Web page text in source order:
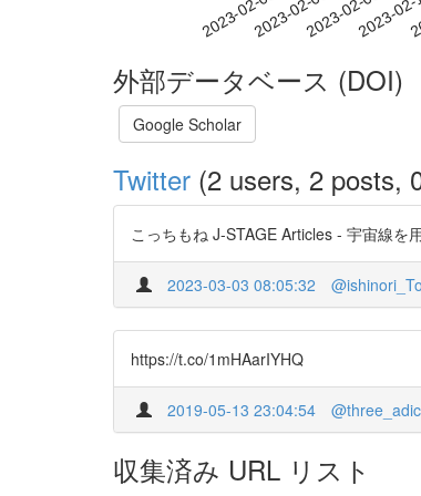
2023-02-032023-02-062023-02-09
2023-
外部データベース (DOI)
Google Scholar
Twitter (2 users, 2 posts,
こっちもね J-STAGE Articles - 宇宙線を
2023-03-03 08:05:32
https://t.co/1mHAarIYHQ
2019-05-13 23:04:54
収集済み URL リスト